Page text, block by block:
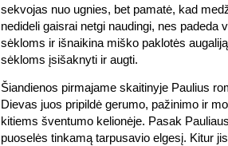
sekvojas nuo ugnies, bet pamatė, kad
nedideli gaisrai netgi naudingi, nes padeda
sėkloms ir išnaikina miško paklotės
sėkloms įsišaknyti ir augti.
Šiandienos pirmajame skaitinyje Paulius
Dievas juos pripildė gerumo, pažinimo ir
kitiems šventumo kelionėje. Pasak
puoselės tinkamą tarpusavio elgesį. Kitur